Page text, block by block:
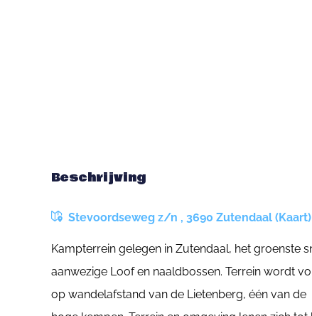
Beschrijving
Stevoordseweg z/n , 3690 Zutendaal (Kaart)
Kampterrein gelegen in Zutendaal, het groenste
aanwezige Loof en naaldbossen. Terrein wordt
op wandelafstand van de Lietenberg, één van